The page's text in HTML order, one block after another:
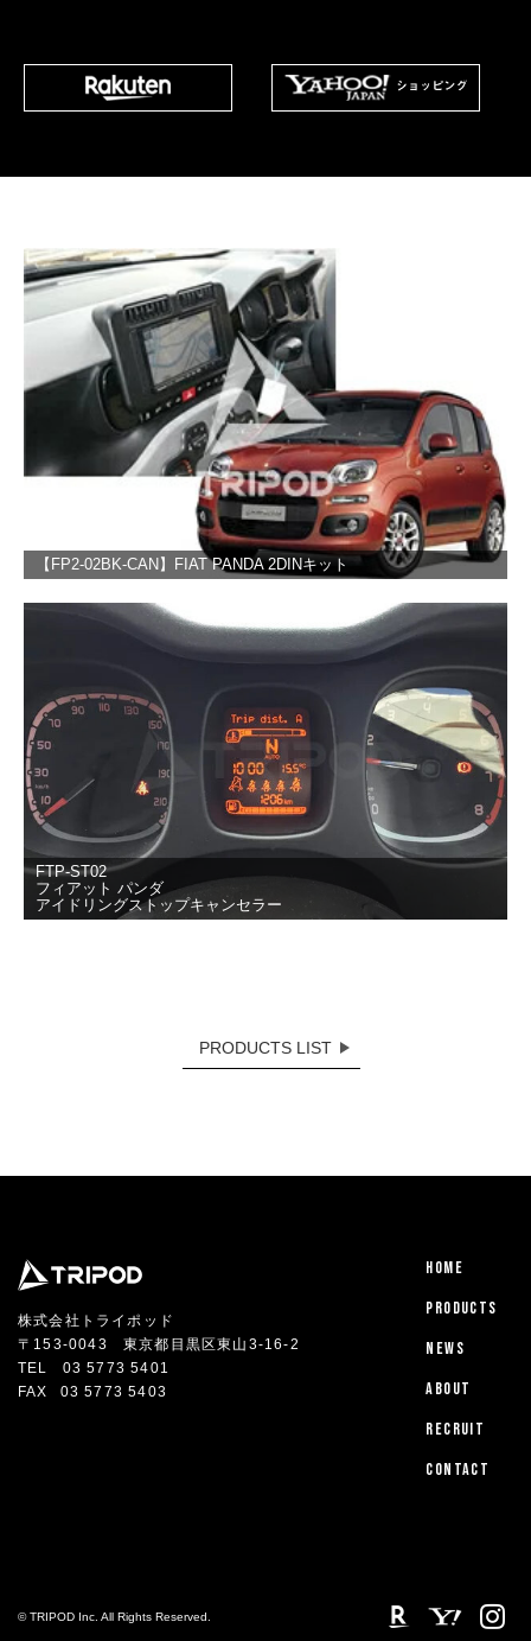
【FP2-02BK-CAN】FIAT PANDA 2DINキット
FTP-ST02
フィアット パンダ
アイドリングストップキャンセラー
PRODUCTS LIST
株式会社トライポッド
〒153-0043 東京都目黒区東山3-16-2
TEL
03 5773 5401
FAX
03 5773 5403
HOME
PRODUCTS
NEWS
ABOUT
RECRUIT
CONTACT
© TRIPOD Inc. All Rights Reserved.